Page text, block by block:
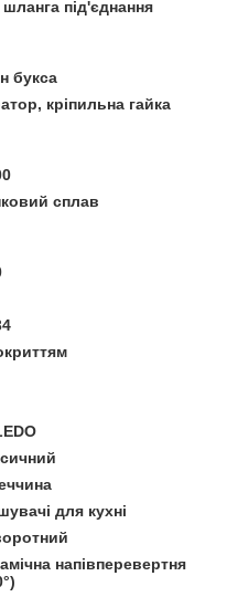
шланга під'єднання
букса
кріпильна гайка
сплав
для кухні
напівперевертня